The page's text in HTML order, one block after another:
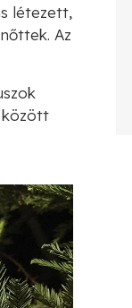
létezett,
Az
között